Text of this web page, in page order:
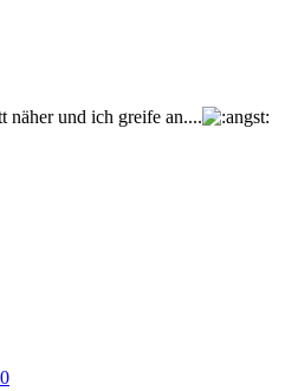
näher und ich greife an....